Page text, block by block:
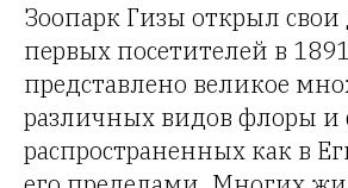
Зоопарк Гизы открыл свои
первых посетителей в
представлено великое
различных видов флоры и
распространенных как в